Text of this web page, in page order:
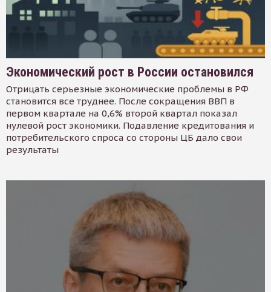
Экономический рост в России остановился
Отрицать серьезные экономические проблемы в РФ
становится все труднее. После сокращения ВВП в
первом квартале на 0,6% второй квартал показал
нулевой рост экономики. Подавление кредитования и
потребительского спроса со стороны ЦБ дало свои
результаты